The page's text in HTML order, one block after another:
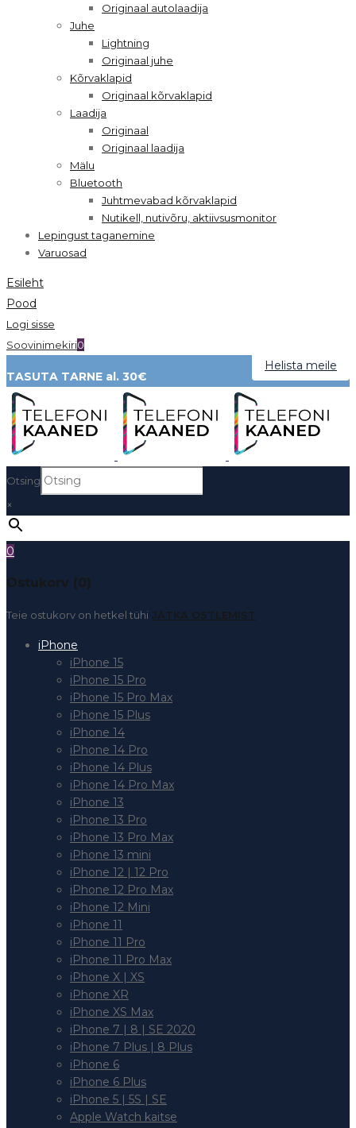
Originaal autolaadija
Juhe
Lightning
Originaal juhe
Kõrvaklapid
Originaal kõrvaklapid
Laadija
Originaal
Originaal laadija
Mälu
Bluetooth
Juhtmevabad kõrvaklapid
Nutikell, nutivõru, aktiivsusmonitor
Lepingust taganemine
Varuosad
Esileht
Pood
Logi sisse
Soovinimekiri0
TASUTA TARNE al. 30€
Helista meile
Otsing
×
0
Ostukorv (0)
Teie ostukorv on hetkel tühi JÄTKA OSTLEMIST
iPhone
iPhone 15
iPhone 15 Pro
iPhone 15 Pro Max
iPhone 15 Plus
iPhone 14
iPhone 14 Pro
iPhone 14 Plus
iPhone 14 Pro Max
iPhone 13
iPhone 13 Pro
iPhone 13 Pro Max
iPhone 13 mini
iPhone 12 | 12 Pro
iPhone 12 Pro Max
iPhone 12 Mini
iPhone 11
iPhone 11 Pro
iPhone 11 Pro Max
iPhone X | XS
iPhone XR
iPhone XS Max
iPhone 7 | 8 | SE 2020
iPhone 7 Plus | 8 Plus
iPhone 6
iPhone 6 Plus
iPhone 5 | 5S | SE
Apple Watch kaitse